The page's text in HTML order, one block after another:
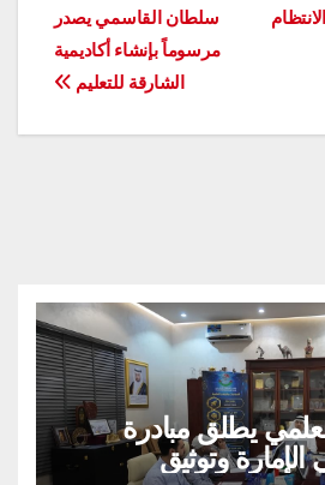
سلطان القاسمي يصدر
مرسوماً بإنشاء أكاديمية
الشارقة للتعليم
يطلق مبادرة
وتوثيق